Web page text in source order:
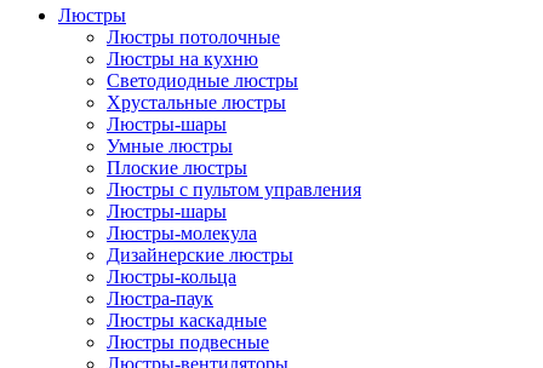
Люстры
Люстры потолочные
Люстры на кухню
Светодиодные люстры
Хрустальные люстры
Люстры-шары
Умные люстры
Плоские люстры
Люстры с пультом управления
Люстры-шары
Люстры-молекула
Дизайнерские люстры
Люстры-кольца
Люстра-паук
Люстры каскадные
Люстры подвесные
Люстры-вентиляторы